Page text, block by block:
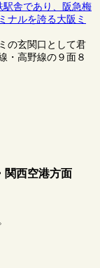
舎であり、阪急梅
ナルを誇る大阪ミ
の玄関口として君
・高野線の９面８
関西空港方面